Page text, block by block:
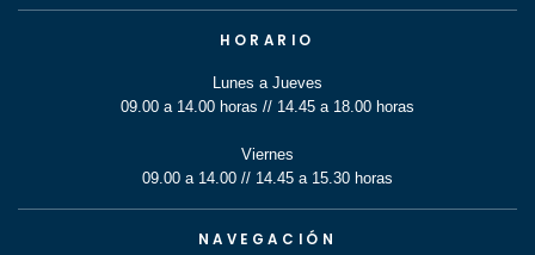
HORARIO
Lunes a Jueves
09.00 a 14.00 horas // 14.45 a 18.00 horas
Viernes
09.00 a 14.00 // 14.45 a 15.30 horas
NAVEGACIÓN